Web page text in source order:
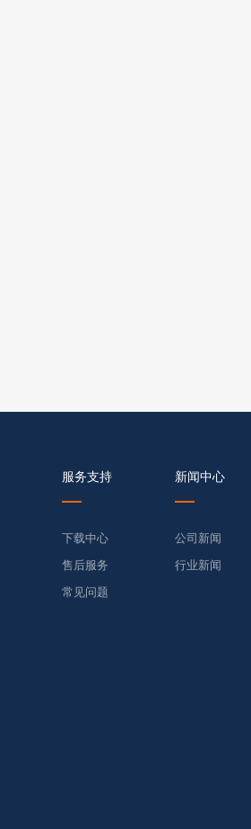
服务支持
下载中心
售后服务
常见问题
新闻中心
公司新闻
行业新闻